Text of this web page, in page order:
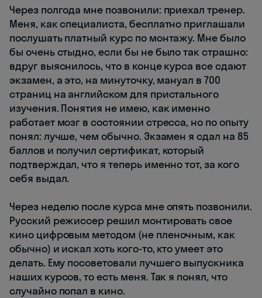
Через полгода мне позвонили: приехал тренер.
Меня, как специалиста, бесплатно приглашали
послушать платный курс по монтажу. Мне было
бы очень стыдно, если бы не было так страшно:
вдруг выяснилось, что в конце курса все сдают
экзамен, а это, на минуточку, мануал в 700
страниц на английском для пристального
изучения. Понятия не имею, как именно
работает мозг в состоянии стресса, но по опыту
понял: лучше, чем обычно. Экзамен я сдал на 85
баллов и получил сертификат, который
подтверждал, что я теперь именно тот, за кого
себя выдал.
Через неделю после курса мне опять позвонили.
Русский режиссер решил монтировать свое
кино цифровым методом (не пленочным, как
обычно) и искал хоть кого-то, кто умеет это
делать. Ему посоветовали лучшего выпускника
наших курсов, то есть меня. Так я понял, что
случайно попал в кино.